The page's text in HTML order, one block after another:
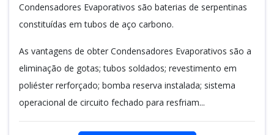
Condensadores Evaporativos são baterias de serpentinas
constituídas em tubos de aço carbono.
As vantagens de obter Condensadores Evaporativos são a
eliminação de gotas; tubos soldados; revestimento em
poliéster rerforçado; bomba reserva instalada; sistema
operacional de circuito fechado para resfriam...